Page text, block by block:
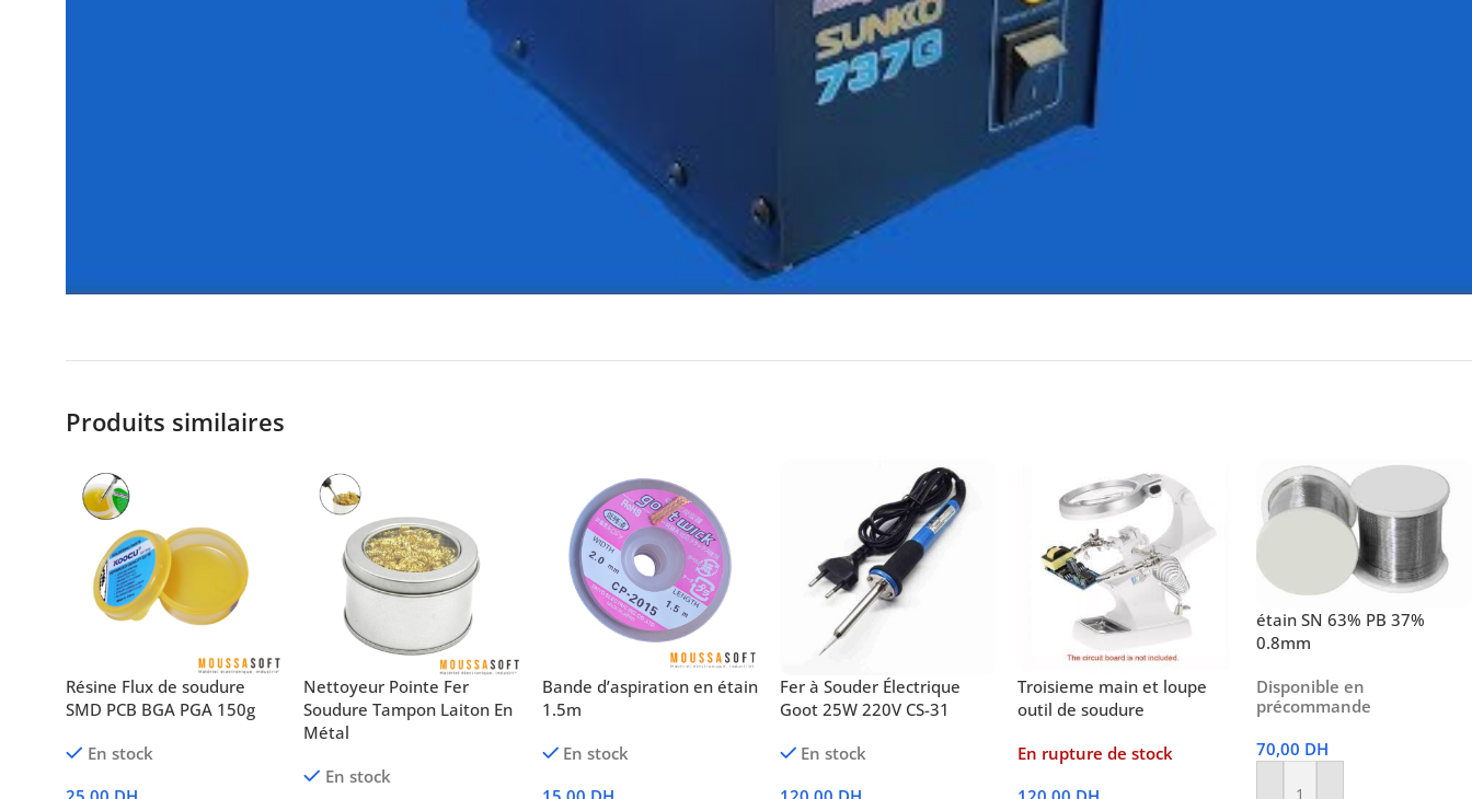
Produits similaires
Résine Flux de soudure
SMD PCB BGA PGA 150g
En stock
Nettoyeur Pointe Fer
Soudure Tampon Laiton En
Métal
En stock
Bande d’aspiration en étain
1.5m
En stock
Fer à Souder Électrique
Goot 25W 220V CS-31
En stock
Troisieme main et loupe
outil de soudure
En rupture de stock
étain SN 63% PB 37%
0.8mm
Disponible en
précommande
70,00 DH